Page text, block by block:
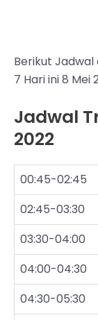
Berikut
7 Hari ini 8 Mei
Jadwal
2022
00:45-02:45
02:45-03:30
03:30-04:00
04:00-04:30
04:30-05:30